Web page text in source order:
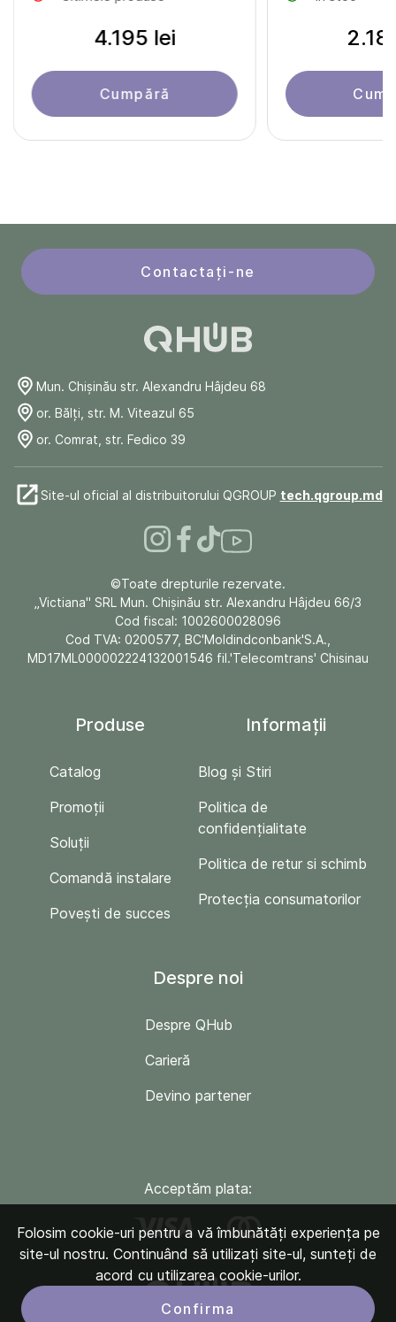
4.195 lei
Cumpără
Contactați-ne
Mun. Chişinău str. Alexandru Hâjdeu 68
or. Bălți, str. M. Viteazul 65
or. Comrat, str. Fedico 39
Site-ul oficial al distribuitorului QGROUP tech.qgroup.md
©Toate drepturile rezervate.
„Victiana" SRL Mun. Chişinău str. Alexandru Hâjdeu 66/3
Cod fiscal: 1002600028096
Cod TVA: 0200577, BC'Moldindconbank'S.A.,
MD17ML000002224132001546 fil.'Telecomtrans' Chisinau
Produse
Catalog
Promoții
Soluții
Comandă instalare
Povești de succes
Informații
Blog și Stiri
Politica de
confidențialitate
Politica de retur si schimb
Protecția consumatorilor
Despre noi
Despre QHub
Carieră
Devino partener
Acceptăm plata:
Folosim cookie-uri pentru a vă îmbunătăți experiența pe
site-ul nostru. Continuând să utilizați site-ul, sunteți de
acord cu utilizarea cookie-urilor.
Confirma